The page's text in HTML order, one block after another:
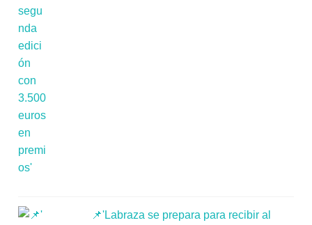
📌'Labraza se prepara para recibir al